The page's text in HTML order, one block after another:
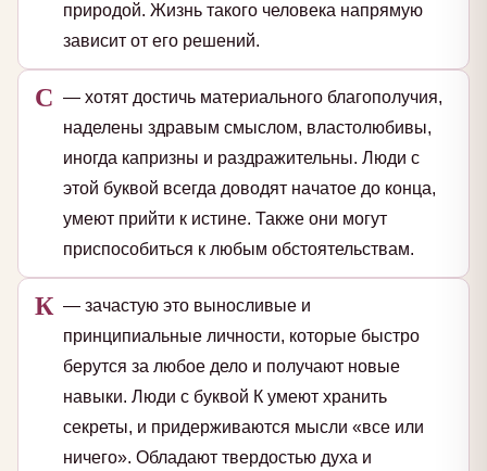
природой. Жизнь такого человека напрямую
зависит от его решений.
С — хотят достичь материального благополучия,
наделены здравым смыслом, властолюбивы,
иногда капризны и раздражительны. Люди с
этой буквой всегда доводят начатое до конца,
умеют прийти к истине. Также они могут
приспособиться к любым обстоятельствам.
К — зачастую это выносливые и
принципиальные личности, которые быстро
берутся за любое дело и получают новые
навыки. Люди с буквой К умеют хранить
секреты, и придерживаются мысли «все или
ничего». Обладают твердостью духа и